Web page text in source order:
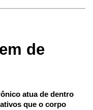
de
atua de dentro
que o corpo